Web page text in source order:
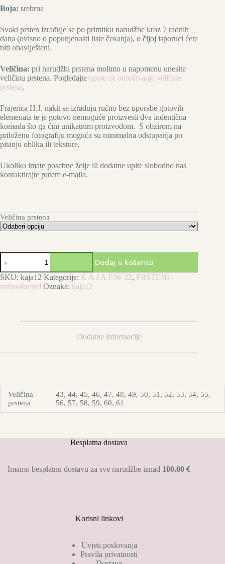
Boja: srebrna
Svaki prsten izrađuje se po primitku narudžbe kroz 7 radnih
dana (ovisno o popunjenosti liste čekanja), o čijoj isporuci ćete
biti obaviješteni.
Veličina: pri narudžbi prstena molimo u napomenu unesite
veličinu prstena. Pogledajte upute za određivanje veličine
prstena.
Frajerica H.J. nakit se izrađuju ručno bez uporabe gotovih
elemenata te je gotovo nemoguće proizvesti dva indentična
komada što ga čini unikatnim proizvodom. S obzirom na
priloženu fotografiju moguća su minimalna odstupanja po
pitanju oblika ili teksture.
Ukoliko imate posebne želje ili dodatne upite slobodno nas
kontaktirajte putem e-maila.
Veličina prstena
K
A
J
A
Joy
količina
Dodaj u košaricu
SKU: kaja12 Kategorije: K A J A F/W 22, PRSTENI -
srebro&mjed Oznaka: kaja12
Dodatne informacije
Veličina
prstena
43, 44, 45, 46, 47, 48, 49, 50, 51, 52, 53, 54, 55,
56, 57, 58, 59, 60, 61
Besplatna dostava
Imamo besplatnu dostavu za sve narudžbe iznad 100.00 €
Korisni linkovi
Uvjeti poslovanja
Pravila privatnosti